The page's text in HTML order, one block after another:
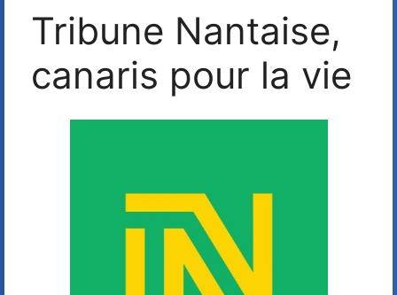
Tribune Nantaise,
canaris pour la vie